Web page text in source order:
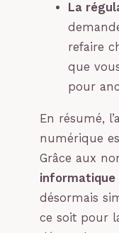
La
refaire
que
pour
En résumé,
numérique
Grâce aux
désormais
ce soit pour